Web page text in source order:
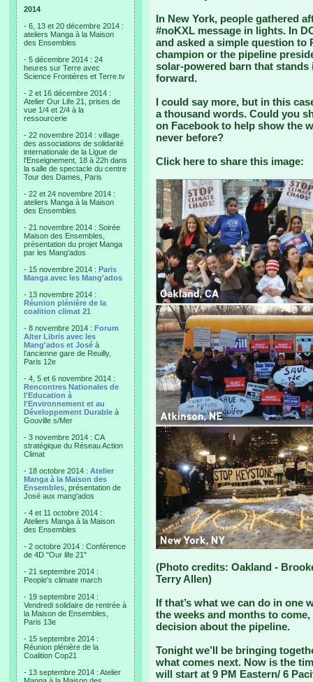
2014
- 6, 13 et 20 décembre 2014 :
ateliers Manga à la Maison
des Ensembles
- 5 décembre 2014 : 24
heures sur Terre avec
Science Frontières et Terre.tv
- 2 et 16 décembre 2014 :
Atelier Our Life 21, prises de
vue 1/4 et 2/4 à la
ressourcerie
- 22 novembre 2014 : village
des associations de solidarité
internationale de la Ligue de
l'Enseignement, 18 à 22h dans
la salle de spectacle du centre
Tour des Dames, Paris
- 22 et 24 novembre 2014 :
ateliers Manga à la Maison
des Ensembles
- 21 novembre 2014 : Soirée
Maison des Ensembles,
présentation du projet Manga
par les Mang'ados
- 15 novembre 2014 : Paris
Manga avec les Mang'ados
- 13 novembre 2014 :
Réunion plénière de la
coalition climat 21
- 8 novembre 2014 : Forum
Alter Libris avec les
Mang'ados et José à
l'ancienne gare de Reuilly,
Paris 12e
- 4, 5 et 6 novembre 2014 :
Rencontres Nationales de
l'Education à
l'Environnement et au
Développement Durable à
Gouville s/Mer
- 3 novembre 2014 : CA
stratégique du Réseau Action
Climat
- 18 octobre 2014 : Atelier
Manga à la Maison des
Ensembles , présentation de
José aux mang'ados
- 4 et 11 octobre 2014 :
Ateliers Manga à la Maison
des Ensembles
- 2 octobre 2014 : Conférence
de 4D "Our life 21"
- 21 septembre 2014 :
People's climate march
- 19 septembre 2014 :
Vendredi solidaire de rentrée à
la Maison de Ensembles,
Paris 13e
- 15 septembre 2014 :
Réunion plénière de la
Coalition Cop21
- 13 septembre 2014 : Atelier
In New York, people gathered
#noKXL message in lights. In
and asked a simple question to
champion or the pipeline
solar-powered barn that
forward.
I could say more, but in this
a thousand words. Could you
on Facebook to help show the
never before?
Click here to share this image:
(Photo credits: Oakland -
Terry Allen)
If that’s what we can do in one
the weeks and months to
decision about the pipeline.
Tonight we’ll be bringing
what comes next. Now is the
will start at 9 PM Eastern/ 6